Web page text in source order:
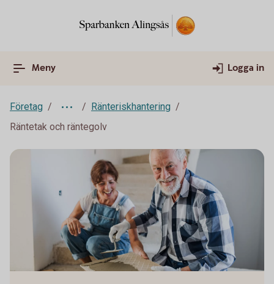
Meny Logga in
Företag
Ränteriskhantering
Räntetak och räntegolv